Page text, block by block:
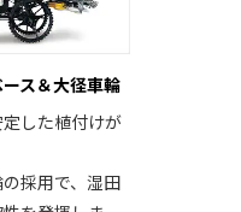
ス＆大径車輪
した植付けが
採用で、湿田